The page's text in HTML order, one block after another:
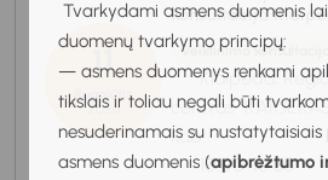
Tvarkydami asmens duomenis
duomenų tvarkymo principų:
— asmens duomenys renkami
tikslais ir toliau negali būti
nesuderinamais su nustatytaisiais
asmens duomenis (apibrėžtumo
11
Rugpjūtis
2026
konsultacija
Veiklinimo konsultacija
Klaipėda,
centras
kab.
10:00-10:30